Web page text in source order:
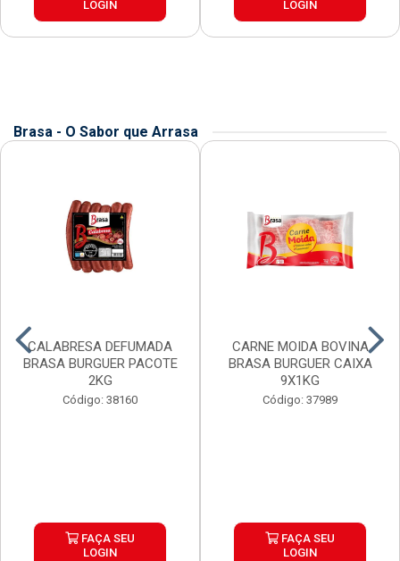
LOGIN LOGIN
Brasa - O Sabor que Arrasa
CALABRESA DEFUMADA
BRASA BURGUER PACOTE
2KG
Código: 38160
FAÇA SEU
LOGIN
CARNE MOIDA BOVINA
BRASA BURGUER CAIXA
9X1KG
Código: 37989
FAÇA SEU
LOGIN